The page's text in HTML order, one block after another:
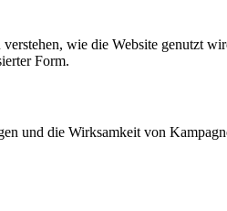
wie die Website genutzt
Form.
und die Wirksamkeit von